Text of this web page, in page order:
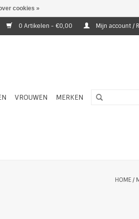
0 Artikelen - €0,00 Mijn account /
VROUWEN MERKEN
HOME/
cookies »